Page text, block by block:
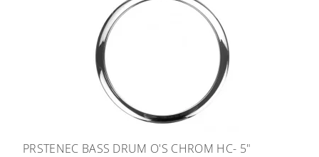
PRSTENEC BASS DRUM O'S CHROM HC- 5"